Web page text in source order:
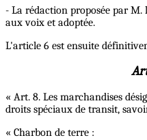
- La rédaction proposée par M.
aux voix et adoptée.
L'article 6 est ensuite
« Art. 8. Les marchandises
droits spéciaux de transit,
« Charbon de terre :